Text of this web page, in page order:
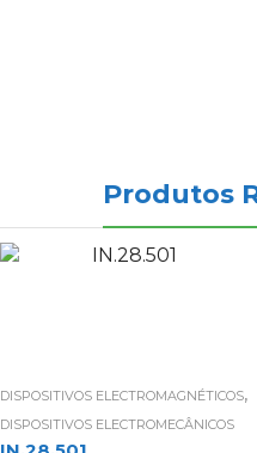
Produtos
DISPOSITIVOS ELECTROMAGNÉTICOS,
DISPOSITIVOS ELECTROMECÂNICOS